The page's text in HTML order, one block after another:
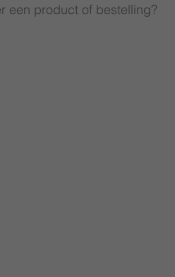
een product of bestelling?